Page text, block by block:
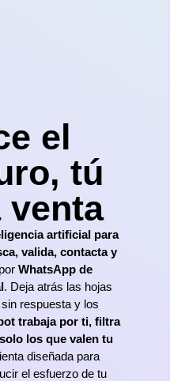
el
tú
venta
artificial para
valida, contacta y
WhatsApp de
. Deja atrás las hojas
respuesta y los
trabaja por ti, filtra
los que valen tu
diseñada para
el esfuerzo de tu